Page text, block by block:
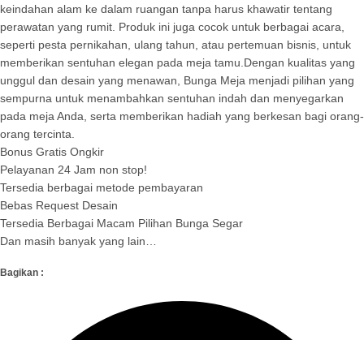
keindahan alam ke dalam ruangan tanpa harus khawatir tentang
perawatan yang rumit. Produk ini juga cocok untuk berbagai acara,
seperti pesta pernikahan, ulang tahun, atau pertemuan bisnis, untuk
memberikan sentuhan elegan pada meja tamu.Dengan kualitas yang
unggul dan desain yang menawan, Bunga Meja menjadi pilihan yang
sempurna untuk menambahkan sentuhan indah dan menyegarkan
pada meja Anda, serta memberikan hadiah yang berkesan bagi orang-
orang tercinta.
Bonus Gratis Ongkir
Pelayanan 24 Jam non stop!
Tersedia berbagai metode pembayaran
Bebas Request Desain
Tersedia Berbagai Macam Pilihan Bunga Segar
Dan masih banyak yang lain…
Bagikan :